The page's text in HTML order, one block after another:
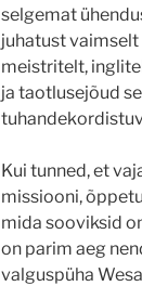
selgemat
juhatust
meistritelt,
ja taotlusejõud
Kui tunned, et
missiooni,
mida sooviksid
on parim aeg
valguspüha